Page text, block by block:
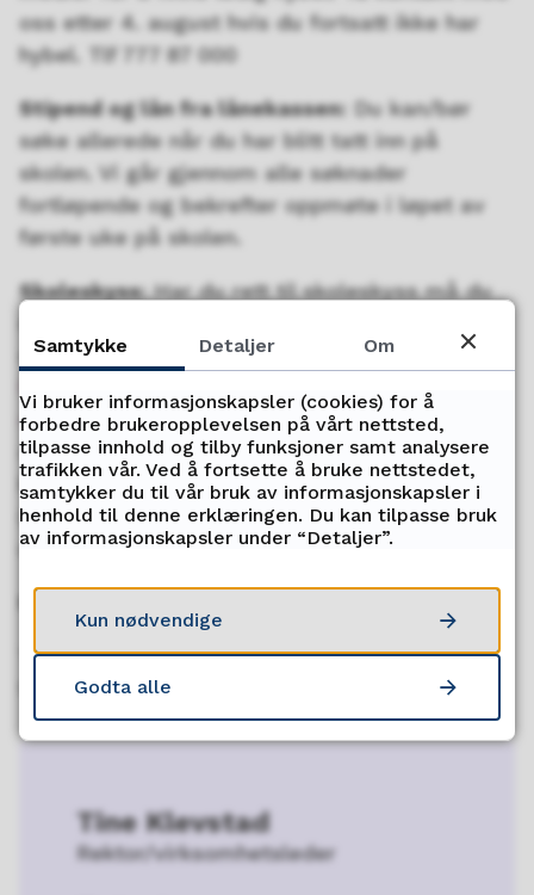
oss etter 4. august hvis du fortsatt ikke har
hybel. Tlf 777 87 000
Stipend og lån fra lånekassen: Du kan/bør
søke allerede når du har blitt tatt inn på
skolen. Vi går gjennom alle søknader
fortløpende og bekrefter oppmøte i løpet av
første uke på skolen.
Skoleskyss: Har du rett til skoleskyss må du
om skoleskyss og link for å søke:
https://fylkestrafikk.no/meny/planlegg-
reisen/skoleskyss/
Har du hatt
skoleskyss/busskort i 24/25 må du ta vare på
kortet, da det er samme kort som skal brukes
(gjelder også elever som kommer rett fra
ungdomsskolen eller annen skole i Troms).
Ta kontakt med rektor Tine Klevstad -
95101944
Tine Klevstad
Rektor/virksomhetsleder
Samtykke Detaljer Om
Vi bruker informasjonskapsler (cookies) for å
forbedre brukeropplevelsen på vårt nettsted,
tilpasse innhold og tilby funksjoner samt analysere
trafikken vår. Ved å fortsette å bruke nettstedet,
samtykker du til vår bruk av informasjonskapsler i
henhold til denne erklæringen. Du kan tilpasse bruk
av informasjonskapsler under “Detaljer”.
Kun nødvendige
Godta alle